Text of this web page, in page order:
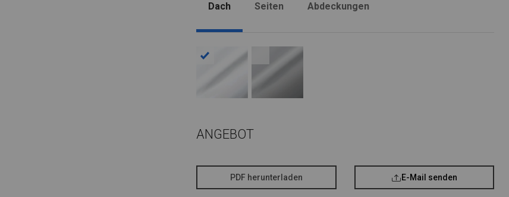
Dach Seiten Abdeckungen
ANGEBOT
PDF herunterladen E-Mail senden